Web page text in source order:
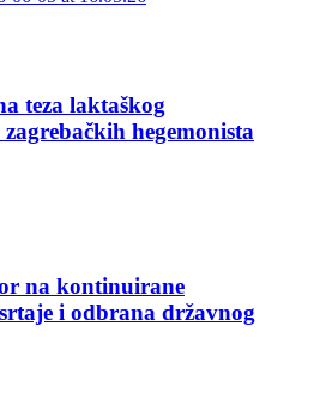
teza laktaškog
hegemonista
na kontinuirane
i odbrana državnog